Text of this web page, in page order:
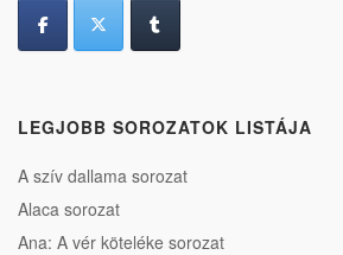
LEGJOBB SOROZATOK LISTÁJA
A szív dallama sorozat
Alaca sorozat
Ana: A vér köteléke sorozat